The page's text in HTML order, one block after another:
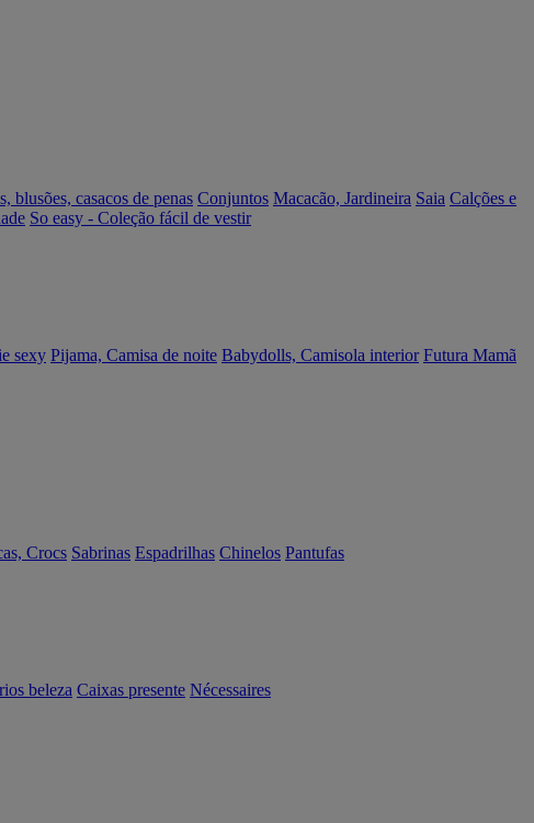
blusões, casacos de penas Conjuntos Macacão, Jardineira Saia Calções e
So easy - Coleção fácil de vestir
sexy Pijama, Camisa de noite Babydolls, Camisola interior Futura Mamã
Crocs Sabrinas Espadrilhas Chinelos Pantufas
beleza Caixas presente Nécessaires